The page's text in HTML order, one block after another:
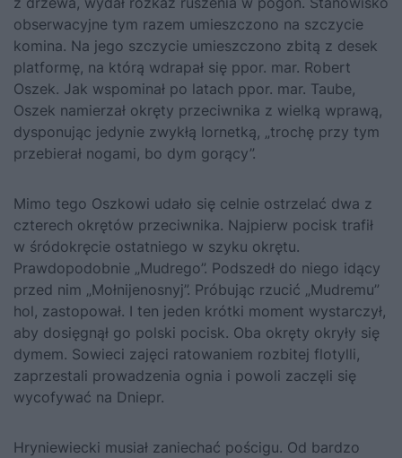
obserwacyjne tym razem umieszczono na szczycie
komina. Na jego szczycie umieszczono zbitą z desek
platformę, na którą wdrapał się ppor. mar. Robert
Oszek. Jak wspominał po latach ppor. mar. Taube,
Oszek namierzał okręty przeciwnika z wielką wprawą,
dysponując jedynie zwykłą lornetką, „trochę przy tym
przebierał nogami, bo dym gorący”.
Mimo tego Oszkowi udało się celnie ostrzelać dwa z
czterech okrętów przeciwnika. Najpierw pocisk trafił
w śródokręcie ostatniego w szyku okrętu.
Prawdopodobnie „Mudrego”. Podszedł do niego idący
przed nim „Mołnijenosnyj”. Próbując rzucić „Mudremu”
hol, zastopował. I ten jeden krótki moment wystarczył,
aby dosięgnął go polski pocisk. Oba okręty okryły się
dymem. Sowieci zajęci ratowaniem rozbitej flotylli,
zaprzestali prowadzenia ognia i powoli zaczęli się
wycofywać na Dniepr.
Hryniewiecki musiał zaniechać pościgu. Od bardzo